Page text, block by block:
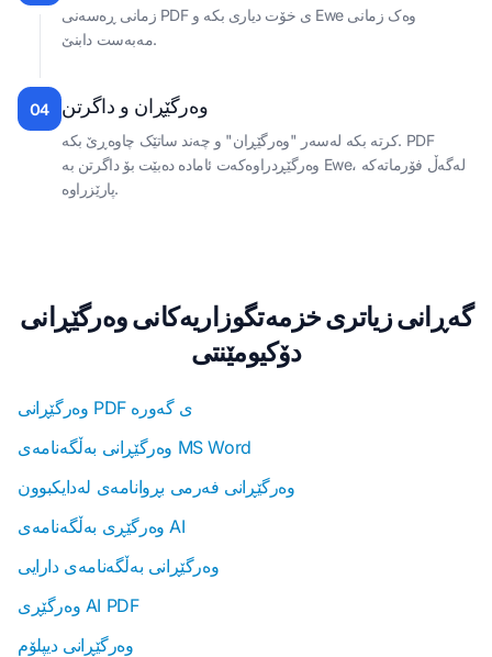
زمانی ڕەسەنی PDF ی خۆت دیاری بکە و Ewe وەک زمانی
مەبەست دابنێ.
04 وەرگێڕان و داگرتن
کرتە بکە لەسەر "وەرگێڕان" و چەند ساتێک چاوەڕێ بکە. PDF
وەرگێڕدراوەکەت ئامادە دەبێت بۆ داگرتن بە Ewe، لەگەڵ فۆرماتەکە
پارێزراوە.
گەڕانی زیاتری خزمەتگوزاریەکانی وەرگێڕانی
دۆکیومێنتی
وەرگێڕانی PDF ی گەورە
وەرگێڕانی بەڵگەنامەی MS Word
وەرگێڕانی فەرمی بڕوانامەی لەدایکبوون
وەرگێڕی بەڵگەنامەی AI
وەرگێڕانی بەڵگەنامەی دارایی
وەرگێڕی AI PDF
وەرگێڕانی دیپلۆم